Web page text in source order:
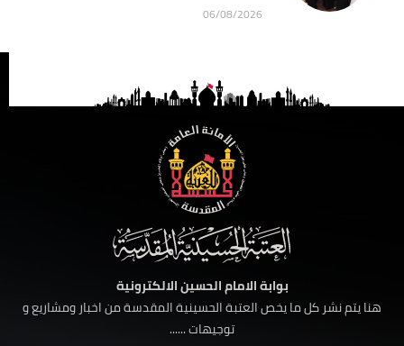
06/08/2026
بوابة الامام الحسين الالكترونية
هنا يتم نشر كل ما يخص العتبة الحسينية المقدسة من اخبار ومشاريع و
توجيهات ......